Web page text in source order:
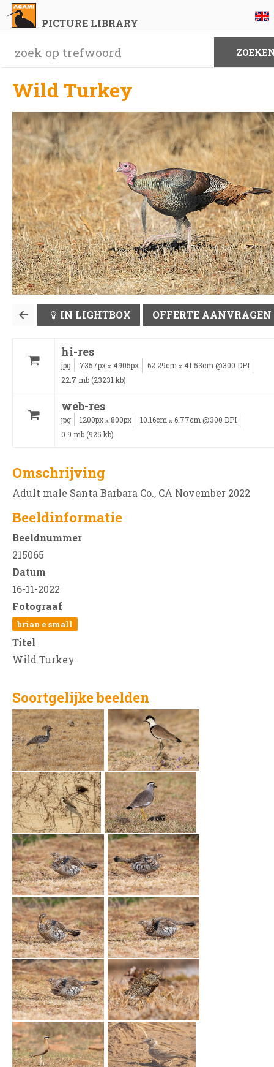
PICTURE LIBRARY
Wild Turkey
IN LIGHTBOX OFFERTE AANVRAGEN
hi-res
jpg 7357px x 4905px 62.29cm x 41.53cm @300 DPI
22.7 mb (23231 kb)
web-res
jpg 1200px x 800px 10.16cm x 6.77cm @300 DPI
0.9 mb (925 kb)
Omschrijving
Adult male Santa Barbara Co., CA November 2022
Beeldinformatie
Beeldnummer
215065
Datum
16-11-2022
Fotograaf
brian e small
Titel
Wild Turkey
Soortgelijke beelden